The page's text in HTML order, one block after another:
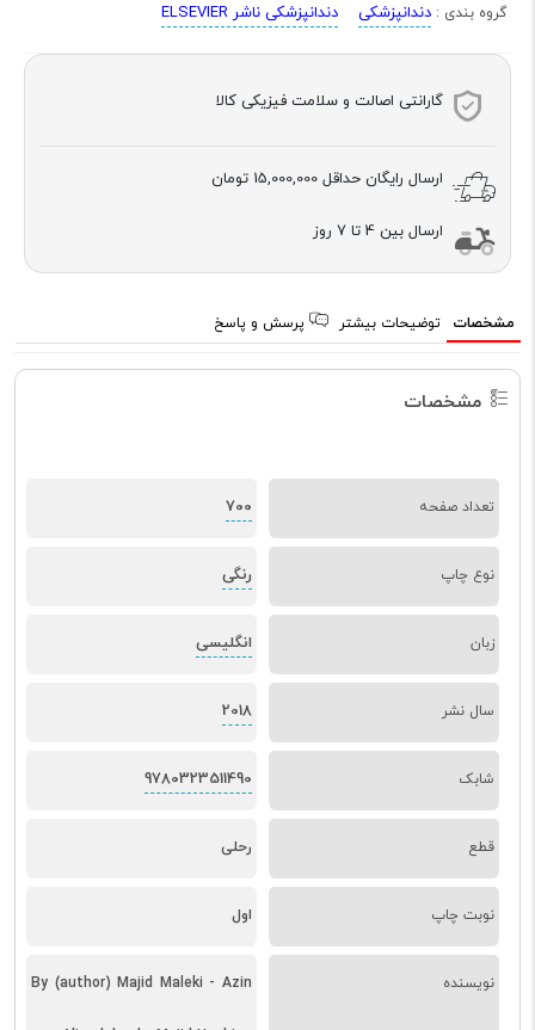
گروه بندی : دندانپزشکی دندانپزشکی ناشر ELSEVIER
گارانتی اصالت و سلامت فیزیکی کالا
ارسال رایگان حداقل 15,000,000 تومان
ارسال بین 4 تا 7 روز
مشخصات توضیحات بیشتر پرسش و پاسخ
مشخصات
تعداد صفحه 700
نوع چاپ رنگی
زبان انگلیسی
سال نشر 2018
شابک 9780323511490
قطع رحلی
نوبت چاپ اول
نویسنده By (author) Majid Maleki - Azin